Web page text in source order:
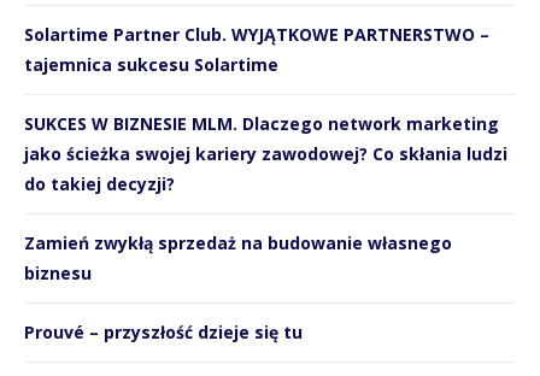
Solartime Partner Club. WYJĄTKOWE PARTNERSTWO –
tajemnica sukcesu Solartime
SUKCES W BIZNESIE MLM. Dlaczego network marketing
jako ścieżka swojej kariery zawodowej? Co skłania ludzi
do takiej decyzji?
Zamień zwykłą sprzedaż na budowanie własnego
biznesu
Prouvé – przyszłość dzieje się tu